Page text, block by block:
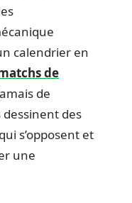
calendrier en
de
de
dessinent des
s’opposent et
une